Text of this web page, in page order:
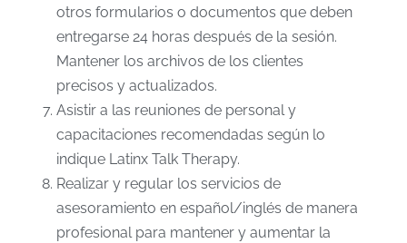
otros formularios o documentos que deben
entregarse 24 horas después de la sesión.
Mantener los archivos de los clientes
precisos y actualizados.
Asistir a las reuniones de personal y
capacitaciones recomendadas según lo
indique Latinx Talk Therapy.
Realizar y regular los servicios de
asesoramiento en español/inglés de manera
profesional para mantener y aumentar la